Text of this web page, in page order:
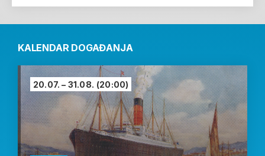
KALENDAR DOGAĐANJA
20.07. – 31.08. (20:00)